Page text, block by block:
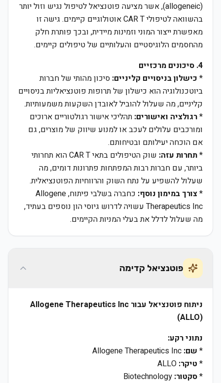
(allogeneic), אשר מציעה פוטנציאל לטיפול נגיש וזול יותר
בהשוואה לטיפולי CAR T אוטולוגיים קיימים. גישה זו
מאפשרת ייצור המוני וזמינות מיידית, ובכך פותרת חלק
מהחסמים הלוגיסטיים והעלותיים של טיפולים קיימים.
4. סיכונים מרכזיים
* כישלון בניסויים קליניים: סיכון מהותי של חברות
ביוטכנולוגיה הוא כישלון של תרופות פוטנציאליות בניסויים
קליניים, מה שעלול להוביל לאובדן השקעות משמעותיות.
*רגולציה ואישורים: תהליכי אישור רגולטוריים ארוכים
ומורכבים עלולים לעכב או למנוע שיווק של מוצרים, גם
אם הוכחה יעילותם ובטיחותם.
*תחרות עזה:
שוק הטיפולים בתאי CAR T הוא תחרותי
ביותר, עם חברות רבות המפתחות פתרונות דומים, מה
שעלול להשפיע על נתח השוק והרווחיות הפוטנציאלית.
*צורך במימון נוסף:
כחברה בשלבי פיתוח, Allogene
Therapeutics Inc עשויה לדרוש גיוסי הון נוספים בעתיד,
מה שעלול לדלל את בעלי המניות הקיימים.
פוטנציאל קדימה
ניתוח פוטנציאל עבור Allogene Therapeutics Inc
(ALLO)
נתוני רקע:
* שם:
* טיקר:
*סקטור: